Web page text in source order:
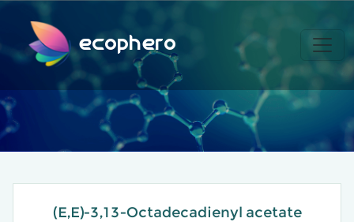
ecophero
(E,E)-3,13-Octadecadienyl acetate